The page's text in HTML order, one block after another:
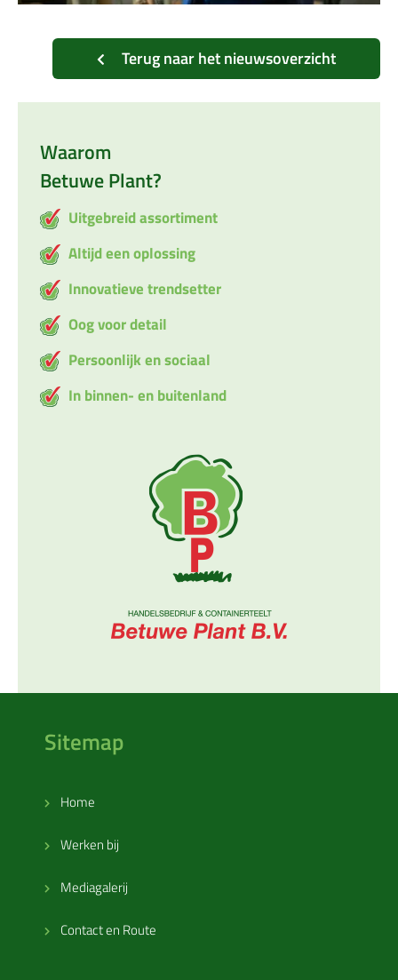
Terug naar het nieuwsoverzicht
Waarom
Betuwe Plant?
Uitgebreid assortiment
Altijd een oplossing
Innovatieve trendsetter
Oog voor detail
Persoonlijk en sociaal
In binnen- en buitenland
Sitemap
Home
Werken bij
Mediagalerij
Contact en Route